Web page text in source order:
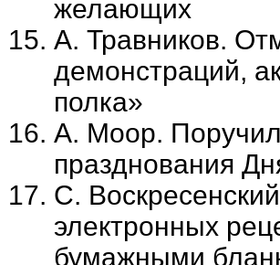
желающих
А. Травников.
демонстраций,
полка»
А. Моор. Поручил
празднования
С.
электронных
бумажными